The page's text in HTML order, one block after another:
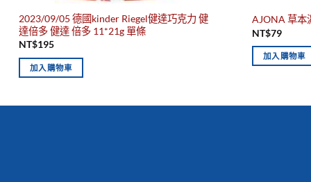
2023/09/05 德國kinder Riegel健達巧克力 健
達倍多 健達 倍多 11*21g 單條
NT$195
加入購物車
AJONA 草本
NT$79
加入購物車